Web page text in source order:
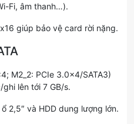
Fi, âm thanh…).
giúp bảo vệ card rời nặng.
M2_2: PCIe 3.0×4/SATA3)
lên tới 7 GB/s.
2,5″ và HDD dung lượng lớn.